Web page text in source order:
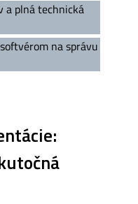
a plná technická
na správu